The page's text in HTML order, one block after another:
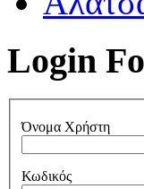
Login
Όνομα Χρήστη
Κωδικός